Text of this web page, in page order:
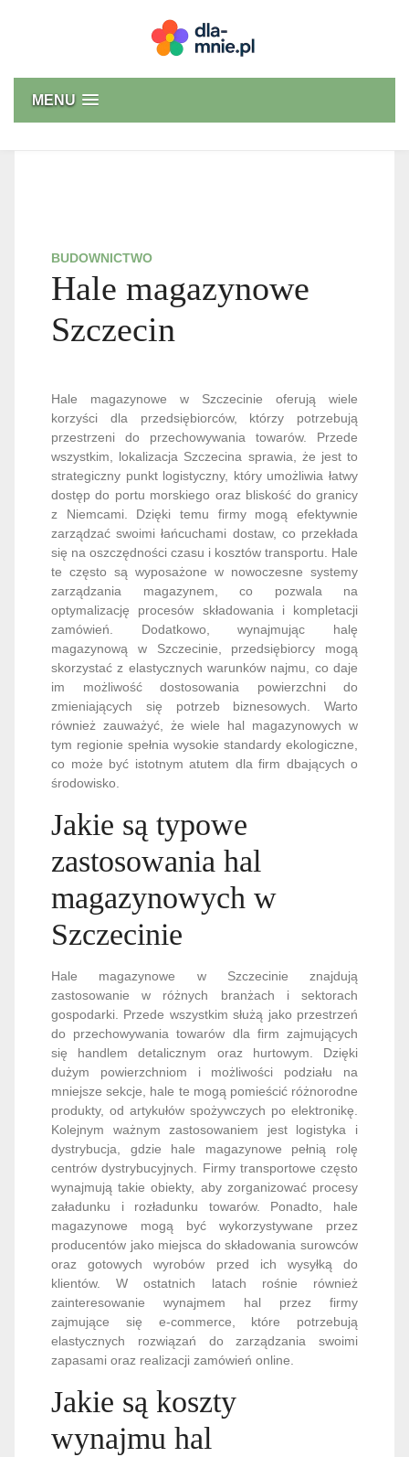
MENU
BUDOWNICTWO
Hale magazynowe
Szczecin
Hale magazynowe w Szczecinie oferują wiele
korzyści dla przedsiębiorców, którzy potrzebują
przestrzeni do przechowywania towarów. Przede
wszystkim, lokalizacja Szczecina sprawia, że jest to
strategiczny punkt logistyczny, który umożliwia łatwy
dostęp do portu morskiego oraz bliskość do granicy
z Niemcami. Dzięki temu firmy mogą efektywnie
zarządzać swoimi łańcuchami dostaw, co przekłada
się na oszczędności czasu i kosztów transportu. Hale
te często są wyposażone w nowoczesne systemy
zarządzania magazynem, co pozwala na
optymalizację procesów składowania i kompletacji
zamówień. Dodatkowo, wynajmując halę
magazynową w Szczecinie, przedsiębiorcy mogą
skorzystać z elastycznych warunków najmu, co daje
im możliwość dostosowania powierzchni do
zmieniających się potrzeb biznesowych. Warto
również zauważyć, że wiele hal magazynowych w
tym regionie spełnia wysokie standardy ekologiczne,
co może być istotnym atutem dla firm dbających o
środowisko.
Jakie są typowe
zastosowania hal
magazynowych w
Szczecinie
Hale magazynowe w Szczecinie znajdują
zastosowanie w różnych branżach i sektorach
gospodarki. Przede wszystkim służą jako przestrzeń
do przechowywania towarów dla firm zajmujących
się handlem detalicznym oraz hurtowym. Dzięki
dużym powierzchniom i możliwości podziału na
mniejsze sekcje, hale te mogą pomieścić różnorodne
produkty, od artykułów spożywczych po elektronikę.
Kolejnym ważnym zastosowaniem jest logistyka i
dystrybucja, gdzie hale magazynowe pełnią rolę
centrów dystrybucyjnych. Firmy transportowe często
wynajmują takie obiekty, aby zorganizować procesy
załadunku i rozładunku towarów. Ponadto, hale
magazynowe mogą być wykorzystywane przez
producentów jako miejsca do składowania surowców
oraz gotowych wyrobów przed ich wysyłką do
klientów. W ostatnich latach rośnie również
zainteresowanie wynajmem hal przez firmy
zajmujące się e-commerce, które potrzebują
elastycznych rozwiązań do zarządzania swoimi
zapasami oraz realizacji zamówień online.
Jakie są koszty
wynajmu hal